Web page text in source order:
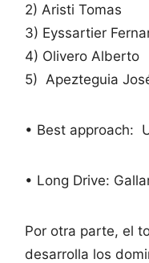
2) Aristi
3) Eyssartier
4) Olivero
5) Apezteguia
• Best approach:
• Long Drive:
Por otra parte, el
desarrolla los